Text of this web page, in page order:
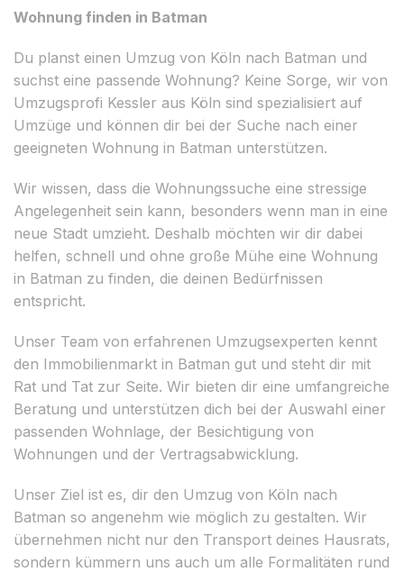
Wohnung finden in Batman
Du planst einen Umzug von Köln nach Batman und
suchst eine passende Wohnung? Keine Sorge, wir von
Umzugsprofi Kessler aus Köln sind spezialisiert auf
Umzüge und können dir bei der Suche nach einer
geeigneten Wohnung in Batman unterstützen.
Wir wissen, dass die Wohnungssuche eine stressige
Angelegenheit sein kann, besonders wenn man in eine
neue Stadt umzieht. Deshalb möchten wir dir dabei
helfen, schnell und ohne große Mühe eine Wohnung
in Batman zu finden, die deinen Bedürfnissen
entspricht.
Unser Team von erfahrenen Umzugsexperten kennt
den Immobilienmarkt in Batman gut und steht dir mit
Rat und Tat zur Seite. Wir bieten dir eine umfangreiche
Beratung und unterstützen dich bei der Auswahl einer
passenden Wohnlage, der Besichtigung von
Wohnungen und der Vertragsabwicklung.
Unser Ziel ist es, dir den Umzug von Köln nach
Batman so angenehm wie möglich zu gestalten. Wir
übernehmen nicht nur den Transport deines Hausrats,
sondern kümmern uns auch um alle Formalitäten rund